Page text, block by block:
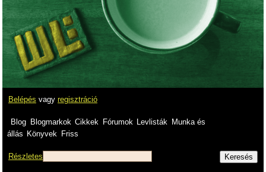
Belépés vagy regisztráció
Blog Blogmarkok Cikkek Fórumok Levlisták
Munka és
állás Könyvek Friss
Részletes